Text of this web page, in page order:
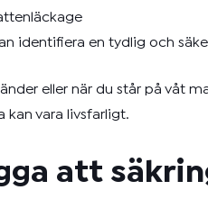
identifiera en tydlig och
eller när du står på våt
kan vara livsfarligt.
att